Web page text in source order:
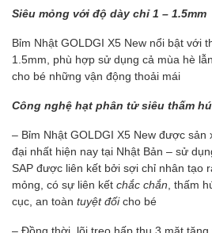
Siêu mỏng với độ dày chỉ 1 – 1.5mm
Bỉm Nhật GOLDGI X5 New nổi bật với
1.5mm, phù hợp sử dụng cả mùa hè
cho bé những vận động thoải mái
Công nghệ hạt phân tử siêu thấm
– Bỉm Nhật GOLDGI X5 New được sản
đại nhất hiện nay tại Nhật Bản – sử
SAP được liên kết bởi sợi chỉ nhân tạo
mỏng, có sự liên kết chắc chắn , thấm
cục, an toàn tuyệt đốicho bé